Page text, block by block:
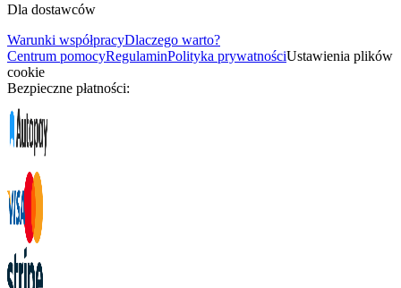
Dla dostawców
Warunki współpracyDlaczego warto?
Centrum pomocyRegulaminPolityka prywatnościUstawienia plików
cookie
Bezpieczne płatności: